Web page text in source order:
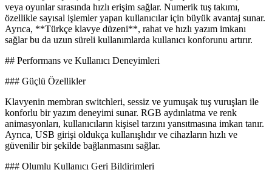
veya oyunlar sırasında hızlı erişim sağlar. Numerik tuş takımı,
özellikle sayısal işlemler yapan kullanıcılar için büyük avantaj sunar.
Ayrıca, **Türkçe klavye düzeni**, rahat ve hızlı yazım imkanı
sağlar bu da uzun süreli kullanımlarda kullanıcı konforunu artırır.
## Performans ve Kullanıcı Deneyimleri
### Güçlü Özellikler
Klavyenin membran switchleri, sessiz ve yumuşak tuş vuruşları ile
konforlu bir yazım deneyimi sunar. RGB aydınlatma ve renk
animasyonları, kullanıcıların kişisel tarzını yansıtmasına imkan tanır.
Ayrıca, USB girişi oldukça kullanışlıdır ve cihazların hızlı ve
güvenilir bir şekilde bağlanmasını sağlar.
### Olumlu Kullanıcı Geri Bildirimleri